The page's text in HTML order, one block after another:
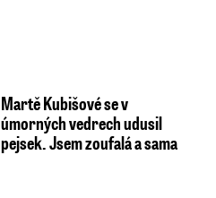
Martě Kubišové se v
úmorných vedrech udusil
pejsek. Jsem zoufalá a sama